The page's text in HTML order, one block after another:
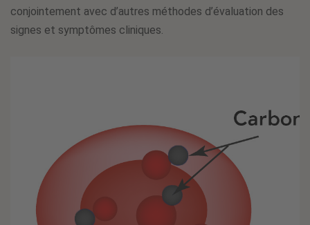
conjointement avec d’autres méthodes d’évaluation des
signes et symptômes cliniques.